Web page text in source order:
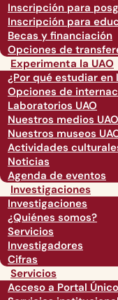
Inscripción para
Inscripción para
Becas y financiación
Opciones de
Experimenta la UAO
¿Por qué estudiar en
Opciones de
Laboratorios UAO
Nuestros medios UAO
Nuestros museos
Actividades
Noticias
Agenda de eventos
Investigaciones
Investigaciones
¿Quiénes somos?
Servicios
Investigadores
Cifras
Servicios
Acceso a Portal